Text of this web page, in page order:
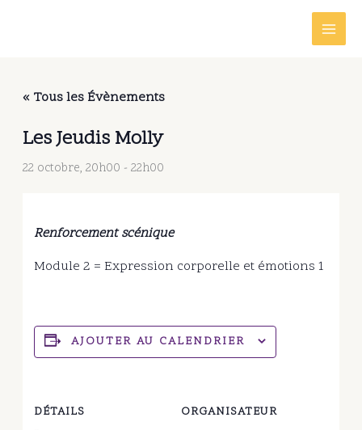
« Tous les Évènements
Les Jeudis Molly
22 octobre, 20h00 - 22h00
Renforcement scénique
Module 2 = Expression corporelle et émotions 1
AJOUTER AU CALENDRIER
DÉTAILS
ORGANISATEUR